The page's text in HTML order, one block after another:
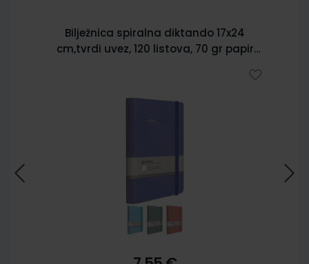
Bilježnica spiralna diktando 17x24
cm,tvrdi uvez, 120 listova, 70 gr papir